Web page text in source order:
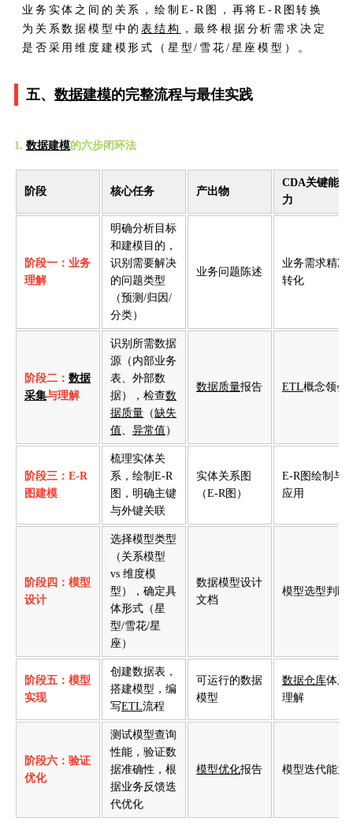
业务实体之间的关系，绘制E-R图，再将E-R图转换
为关系数据模型中的表结构
，最终根据分析需求决定
是否采用维度建模形式（星型/雪花/星座模型）。
五、 数据建模的完整流程与最佳实践
1. 数据建模的六步闭环法
阶段 核心任务 产出物
CDA关键能
力
阶段一：业务
理解
明确分析目标
和建模目的，
识别需要解决
的问题类型
（预测/归因/
分类）
业务问题陈述
业务需求精准
转化
阶段二： 数据
采集与理解
识别所需数据
源（内部业务
表、外部数
据），检查数
据质量 （缺失
值、 异常值 ）
数据质量报告 ETL概念领会
阶段三：E-R
图建模
梳理实体关
系，绘制E-R
图，明确主键
与外键关联
实体关系图
（E-R图）
E-R图绘制与
应用
阶段四：模型
设计
选择模型类型
（关系模型
vs 维度模
型），确定具
体形式（星
型/雪花/星
座）
数据模型设计
文档
模型选型判断
阶段五：模型
实现
创建数据表，
搭建模型，编
写ETL流程
可运行的数据
模型
数据仓库体系
理解
阶段六：验证
优化
测试模型查询
性能，验证数
据准确性，根
据业务反馈迭
代优化
模型优化报告 模型迭代能力